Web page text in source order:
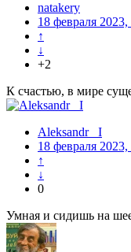
natakery
18 февраля 2023,
↑
↓
+2
К счастью, в мире
Aleksandr_ I
18 февраля 2023,
↑
↓
0
Умная и сидишь на